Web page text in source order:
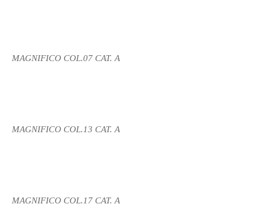
MAGNIFICO COL.07 CAT. A
MAGNIFICO COL.13 CAT. A
MAGNIFICO COL.17 CAT. A